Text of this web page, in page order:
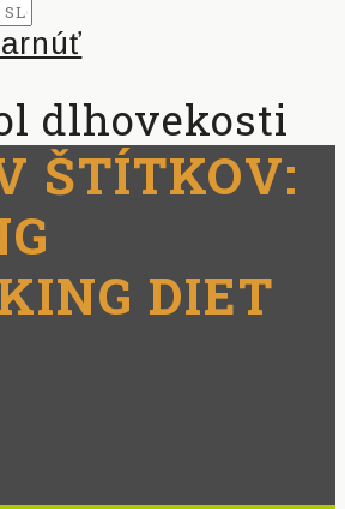
dlhovekosti
ŠTÍTKOV:
DIET